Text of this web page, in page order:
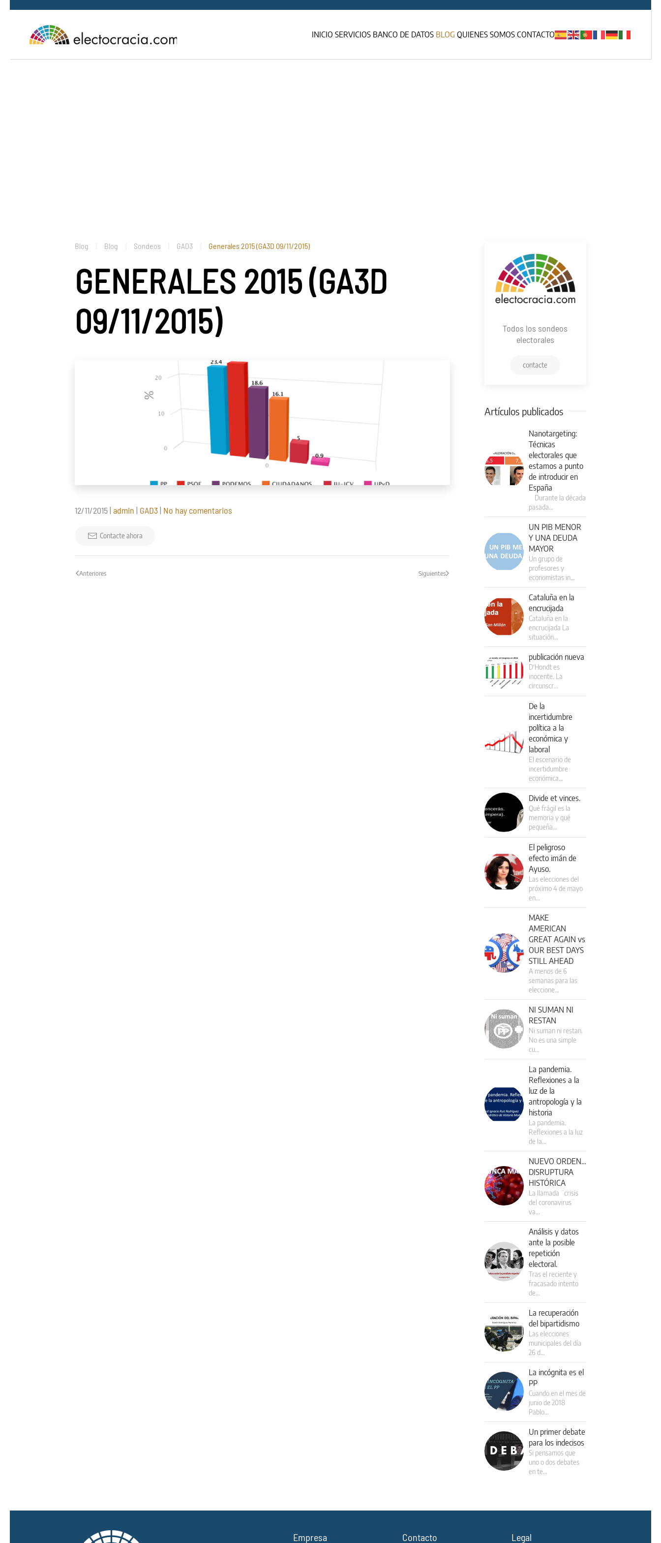
Ir al contenido principal
INICIO SERVICIOS BANCO DE DATOS BLOG QUIENES SOMOS CONTACTO
Blog Blog Sondeos GAD3 Generales 2015 (GA3D 09/11/2015)
GENERALES 2015 (GA3D
09/11/2015)
12/11/2015| admin | GAD3| No hay comentarios
09/11/2015)
Contacte ahora
Anteriores Siguientes
Todos los sondeos
electorales
contacte
Artículos publicados
Nanotargeting:
Técnicas
electorales que
estamos a punto
de introducir en
España
Durante la década
pasada…
UN PIB MENOR
Y UNA DEUDA
MAYOR
Un grupo de
profesores y
economistas in…
Cataluña en la
encrucijada
Cataluña en la
encrucijada La
situación…
publicación nueva
D‘Hondt es
inocente. La
circunscr…
De la
incertidumbre
política a la
económica y
laboral
El escenario de
incertidumbre
económica…
Divide et vinces.
Qué frágil es la
memoria y qué
pequeña…
El peligroso
efecto imán de
Ayuso.
Las elecciones del
próximo 4 de mayo
en…
MAKE
AMERICAN
GREAT AGAIN vs
OUR BEST DAYS
STILL AHEAD
A menos de 6
semanas para las
eleccione…
NI SUMAN NI
RESTAN
Ni suman ni restan.
No es una simple
cu…
La pandemia.
Reflexiones a la
luz de la
antropología y la
historia
La pandemia.
Reflexiones a la luz
de la…
NUEVO ORDEN…
DISRUPTURA
HISTÓRICA
La llamada ¨crisis
del coronavirus¨
va…
Análisis y datos
ante la posible
repetición
electoral.
Tras el reciente y
fracasado intento
de…
La recuperación
del bipartidismo
Las elecciones
municipales del día
26 d…
La incógnita es el
PP
Cuando en el mes de
junio de 2018
Pablo…
Un primer debate
para los indecisos
Si pensamos que
uno o dos debates
en te…
Empresa Contacto Legal